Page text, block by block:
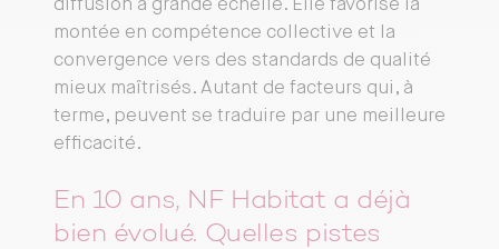
diffusion à grande échelle. Elle favorise la
montée en compétence collective et la
convergence vers des standards de qualité
mieux maîtrisés. Autant de facteurs qui, à
terme, peuvent se traduire par une meilleure
efficacité.
En 10 ans, NF Habitat a déjà
bien évolué. Quelles pistes